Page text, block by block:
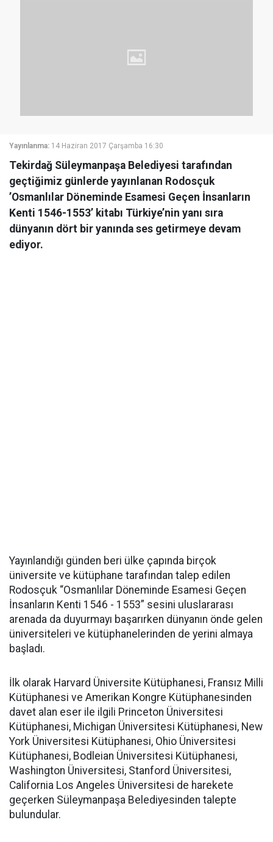
Yayınlanma: 14 Haziran 2017 Çarşamba 16:30
Tekirdağ Süleymanpaşa Belediyesi tarafından
geçtiğimiz günlerde yayınlanan Rodosçuk
’Osmanlılar Döneminde Esamesi Geçen İnsanların
Kenti 1546-1553’ kitabı Türkiye’nin yanı sıra
dünyanın dört bir yanında ses getirmeye devam
ediyor.
Yayınlandığı günden beri ülke çapında birçok
üniversite ve kütüphane tarafından talep edilen
Rodosçuk “Osmanlılar Döneminde Esamesi Geçen
İnsanların Kenti 1546 - 1553” sesini uluslararası
arenada da duyurmayı başarırken dünyanın önde gelen
üniversiteleri ve kütüphanelerinden de yerini almaya
başladı.
İlk olarak Harvard Üniversite Kütüphanesi, Fransız Milli
Kütüphanesi ve Amerikan Kongre Kütüphanesinden
davet alan eser ile ilgili Princeton Üniversitesi
Kütüphanesi, Michigan Üniversitesi Kütüphanesi, New
York Üniversitesi Kütüphanesi, Ohio Üniversitesi
Kütüphanesi, Bodleian Üniversitesi Kütüphanesi,
Washington Üniversitesi, Stanford Üniversitesi,
California Los Angeles Üniversitesi de harekete
geçerken Süleymanpaşa Belediyesinden talepte
bulundular.